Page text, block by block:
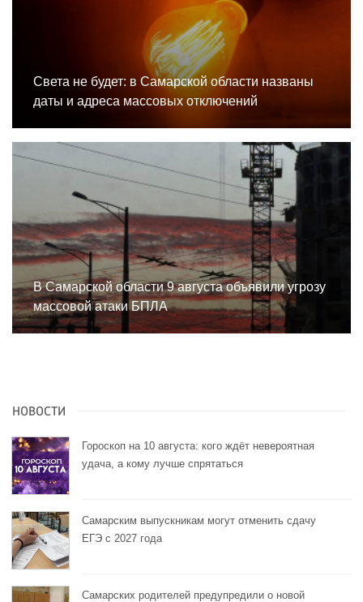
Света не будет: в Самарской области названы
даты и адреса массовых отключений
В Самарской области 9 августа объявили угрозу
массовой атаки БПЛА
НОВОСТИ
Гороскоп на 10 августа: кого ждёт невероятная
удача, а кому лучше спрятаться
Самарским выпускникам могут отменить сдачу
ЕГЭ с 2027 года
Самарских родителей предупредили о новой